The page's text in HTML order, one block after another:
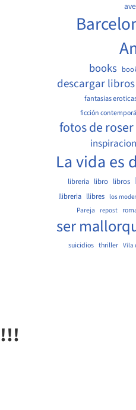
books
descargar libros
fantasias
ficción
fotos de
La vida es
libreria libro libros
llibreria llibres los
Pareja repost
ser
suicidios thriller Vila